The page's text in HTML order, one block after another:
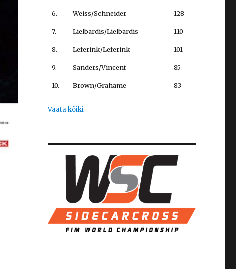
6. Weiss/Schneider 128
7. Lielbardis/Lielbardis 110
8. Leferink/Leferink 101
9. Sanders/Vincent 85
10. Brown/Grahame 83
Vaata kõiki